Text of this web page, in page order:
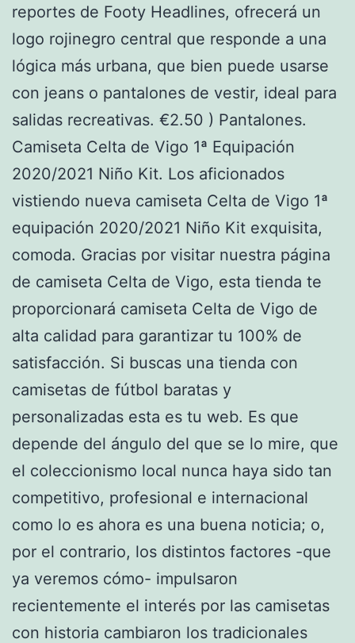
reportes de Footy Headlines, ofrecerá un
logo rojinegro central que responde a una
lógica más urbana, que bien puede usarse
con jeans o pantalones de vestir, ideal para
salidas recreativas. €2.50 ) Pantalones.
Camiseta Celta de Vigo 1ª Equipación
2020/2021 Niño Kit. Los aficionados
vistiendo nueva camiseta Celta de Vigo 1ª
equipación 2020/2021 Niño Kit exquisita,
comoda. Gracias por visitar nuestra página
de camiseta Celta de Vigo, esta tienda te
proporcionará camiseta Celta de Vigo de
alta calidad para garantizar tu 100% de
satisfacción. Si buscas una tienda con
camisetas de fútbol baratas y
personalizadas esta es tu web. Es que
depende del ángulo del que se lo mire, que
el coleccionismo local nunca haya sido tan
competitivo, profesional e internacional
como lo es ahora es una buena noticia; o,
por el contrario, los distintos factores -que
ya veremos cómo- impulsaron
recientemente el interés por las camisetas
con historia cambiaron los tradicionales